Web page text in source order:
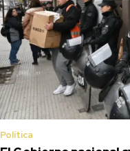
Política